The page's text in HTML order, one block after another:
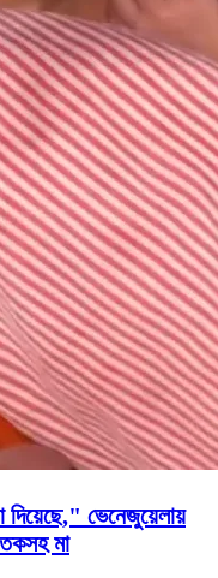
ভেনেজুয়েলায়
মা